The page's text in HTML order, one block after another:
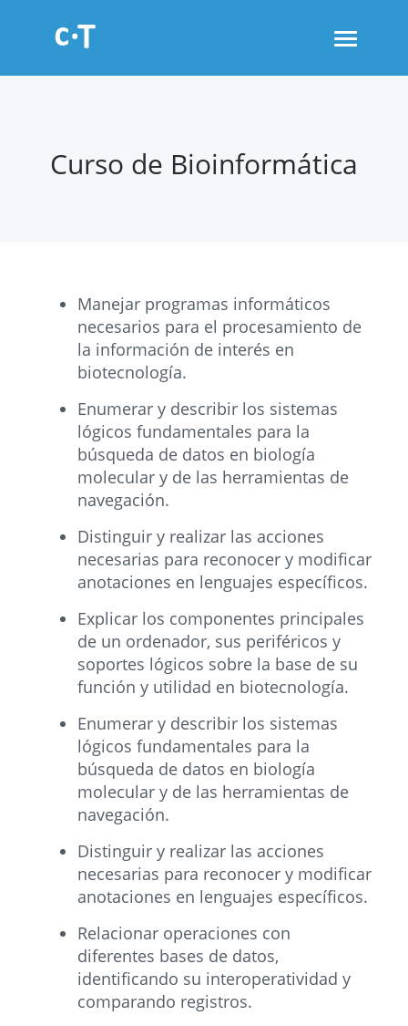
Toggle
Curso de Bioinformática
Manejar programas informáticos
necesarios para el procesamiento de
la información de interés en
biotecnología.
Enumerar y describir los sistemas
lógicos fundamentales para la
búsqueda de datos en biología
molecular y de las herramientas de
navegación.
Distinguir y realizar las acciones
necesarias para reconocer y modificar
anotaciones en lenguajes específicos.
Explicar los componentes principales
de un ordenador, sus periféricos y
soportes lógicos sobre la base de su
función y utilidad en biotecnología.
Enumerar y describir los sistemas
lógicos fundamentales para la
búsqueda de datos en biología
molecular y de las herramientas de
navegación.
Distinguir y realizar las acciones
necesarias para reconocer y modificar
anotaciones en lenguajes específicos.
Relacionar operaciones con
diferentes bases de datos,
identificando su interoperatividad y
comparando registros.